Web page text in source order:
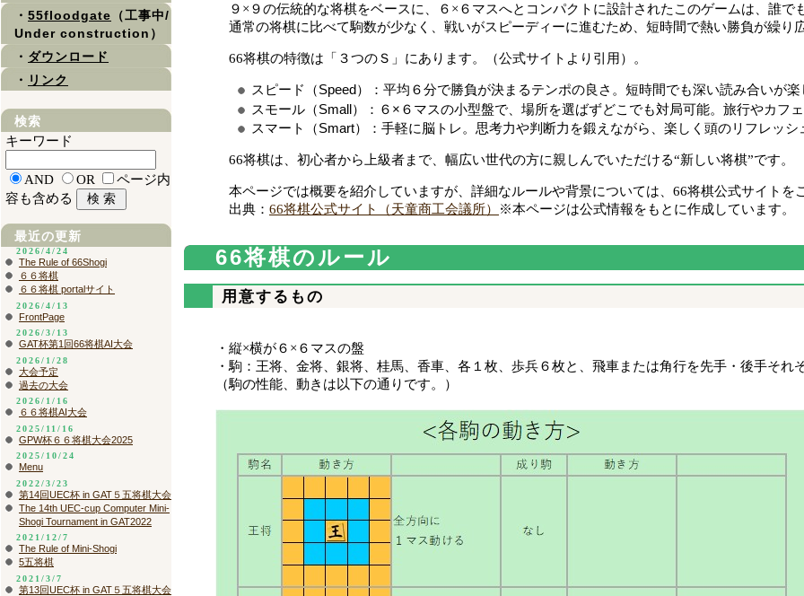
９×９の伝統的な将棋をベースに、６×６マスへとコンパクトに設計されたこのゲームは、誰で
通常の将棋に比べて駒数が少なく、戦いがスピーディーに進むため、短時間で熱い勝負が繰り
66将棋の特徴は「３つのＳ」にあります。（公式サイトより引用）。
スピード（Speed）：平均６分で勝負が決まるテンポの良さ。短時間でも深い読み合いが
スモール（Small）：６×６マスの小型盤で、場所を選ばずどこでも対局可能。旅行やカフ
スマート（Smart）：手軽に脳トレ。思考力や判断力を鍛えながら、楽しく頭のリフレッシ
66将棋は、初心者から上級者まで、幅広い世代の方に親しんでいただける“新しい将棋”です。
本ページでは概要を紹介していますが、詳細なルールや背景については、66将棋公式サイトを
出典： 66将棋公式サイト（天童商工会議所） ※本ページは公式情報をもとに作成しています。
66将棋のルール
用意するもの
・縦×横が６×６マスの盤
・駒：王将、金将、銀将、桂馬、香車、各１枚、歩兵６枚と、飛車または角行を先手・後手それ
（駒の性能、動きは以下の通りです。）
・ 55floodgate （工事中/
Under construction）
・ ダウンロード
・ リンク
検索
キーワード
AND OR
ページ内
容も含める
最近の更新
2026/4/24
The Rule of 66Shogi
６６将棋
６６将棋 portalサイト
2026/4/13
FrontPage
2026/3/13
GAT杯第1回66将棋AI大会
2026/1/28
大会予定
過去の大会
2026/1/16
６６将棋AI大会
2025/11/16
GPW杯６６将棋大会2025
2025/10/24
Menu
2022/3/23
第14回UEC杯 in GAT５五将棋大会
The 14th UEC-cup Computer Mini-
Shogi Tournament in GAT2022
2021/12/7
The Rule of Mini-Shogi
5五将棋
2021/3/7
第13回UEC杯 in GAT５五将棋大会